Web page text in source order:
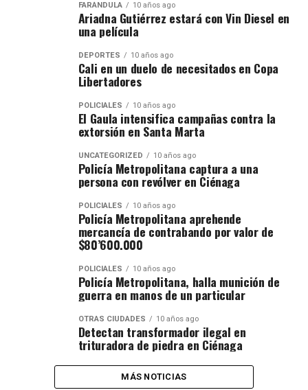
FARÁNDULA 10 años ago
Ariadna Gutiérrez estará con Vin Diesel en
una película
DEPORTES 10 años ago
Cali en un duelo de necesitados en Copa
Libertadores
POLICIALES 10 años ago
El Gaula intensifica campañas contra la
extorsión en Santa Marta
UNCATEGORIZED 10 años ago
Policía Metropolitana captura a una
persona con revólver en Ciénaga
POLICIALES 10 años ago
Policía Metropolitana aprehende
mercancía de contrabando por valor de
$80’600.000
POLICIALES 10 años ago
Policía Metropolitana, halla munición de
guerra en manos de un particular
OTRAS CIUDADES 10 años ago
Detectan transformador ilegal en
trituradora de piedra en Ciénaga
MÁS NOTICIAS